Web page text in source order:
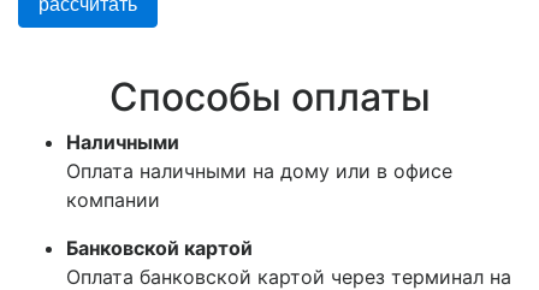
Способы оплаты
Наличными
Оплата наличными на дому или в офисе
компании
Банковской картой
Оплата банковской картой через терминал на